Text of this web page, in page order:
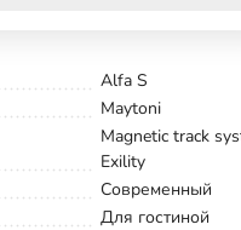
Alfa S
Maytoni
Magnetic track
Exility
Современный
Для гостиной